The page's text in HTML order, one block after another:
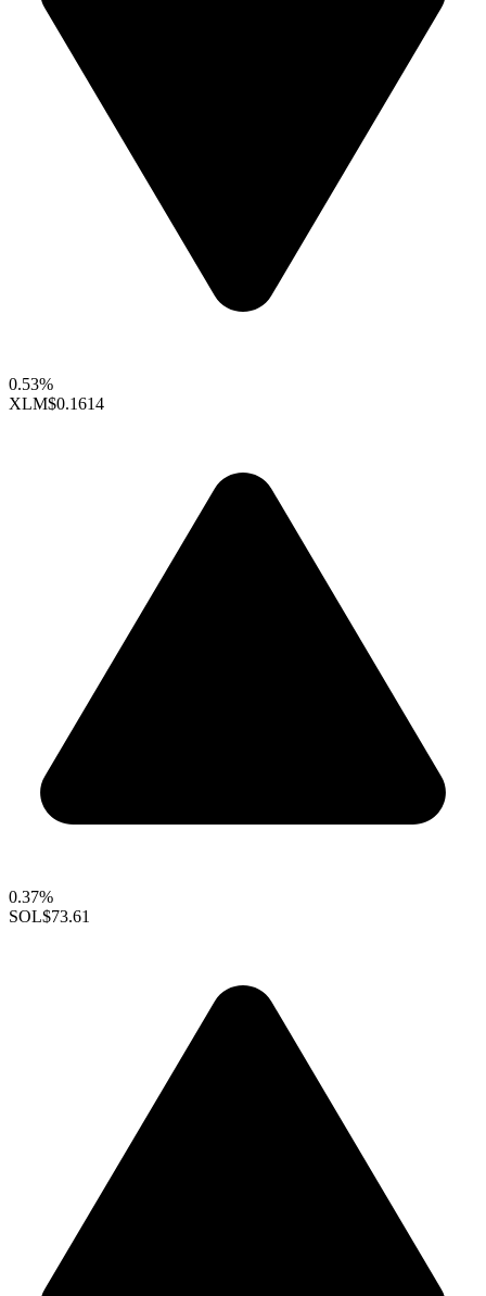
0.53%
XLM$0.1614
0.37%
SOL$73.61